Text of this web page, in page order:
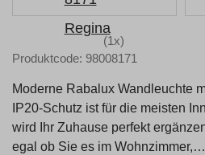
(1x)
Produktcode: 98008171
Moderne Rabalux Wandleuchte
IP20-Schutz ist für die meisten
wird Ihr Zuhause perfekt
egal ob Sie es im Wohnzimmer,…